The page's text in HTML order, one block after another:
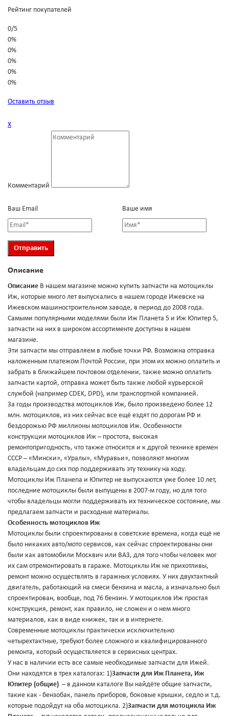
Рейтинг покупателей
0/5
0%
0%
0%
0%
0%
Оставить отзыв
Х
Комментарий
Ваш Email Ваше имя
Описание
Описание В нашем магазине можно купить запчасти на мотоциклы
Иж, которые много лет выпускались в нашем городе Ижевске на
Ижевском машиностроительном заводе, в период до 2008 года.
Самыми популярными моделями были Иж Планета 5 и Иж Юпитер 5,
запчасти на них в широком ассортименте доступны в нашем
магазине.
Эти запчасти мы отправляем в любые точки РФ. Возможна отправка
наложенным платежом Почтой России, при этом их можно оплатить и
забрать в ближайшем почтовом отделении, также можно оплатить
запчасти картой, отправка может быть также любой курьерской
службой (например CDEK, DPD), или транспортной компанией.
За годы производства мотоциклов Иж, было произведено более 12
млн. мотоциклов, из них сейчас все ещё ездят по дорогам РФ и
бездорожью РФ миллионы мотоциклов Иж. Особенности
конструкции мотоциклов Иж – простота, высокая
ремонтопригодность, что также относится и к другой технике времен
СССР – «Мински», «Уралы», «Муравьи», позволяют многим
владельцам до сих пор поддерживать эту технику на ходу.
Мотоциклы Иж Планеnа и Юпитер не выпускаются уже более 10 лет,
последние мотоциклы были выпущены в 2007-м году, но для того
чтобы владельцы могли поддерживать их техническое состояние, мы
предлагаем запчасти и расходные материалы.
Особенность мотоциклов Иж
Мотоциклы были спроектированы в советские времена, когда ещё не
было никаких авто/мото сервисов, как сейчас спроектированы они
были как автомобили Москвич или ВАЗ, для того чтобы человек мог
их сам отремонтировать в гараже. Мотоциклы Иж не прихотливы,
ремонт можно осуществлять в гаражных условиях. У них двухтактный
двигатель, работающий на смеси бензина и масла, а изначально был
спроектирован, вообще, под 76 бензин. У мотоциклов Иж простая
конструкция, ремонт, как правило, не сложен и о нем много
материалов, как в виде книжек, так и в интернете.
Современные мотоциклы практически исключительно
четырехтактные, требуют более сложного и квалифицированного
ремонта, который осуществляется в сервисных центрах.
У нас в наличии есть все самые необходимые запчасти для Ижей.
Они находятся в трех каталогах: 1)Запчасти для Иж Планета, Иж
Юпитер (общие) – в данном каталоге Вы найдёте общие запчасти,
такие как - бензобак, панель приборов, боковые крышки, седло и т.д.
которые подойдут на оба мотоцикла. 2)Запчасти для мотоцикла Иж